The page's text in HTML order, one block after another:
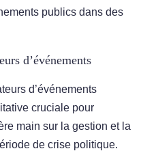
publics dans des
d’événements
d’événements
cruciale pour
main sur la gestion et la
de crise politique.